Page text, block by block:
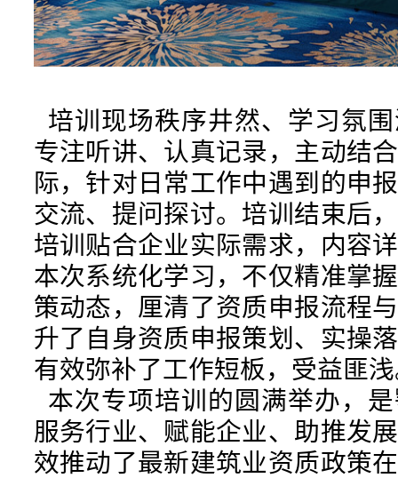
培训现场秩序井然、学习氛
专注听讲、认真记录，主动结
际，针对日常工作中遇到的申
交流、提问探讨。培训结束后
培训贴合企业实际需求，内容
本次系统化学习，不仅精准掌
策动态，厘清了资质申报流程
升了自身资质申报策划、实操
有效弥补了工作短板，受益匪
本次专项培训的圆满举办，
服务行业、赋能企业、助推发
效推动了最新建筑业资质政策